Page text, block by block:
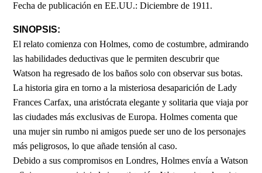
Fecha de publicación en EE.UU.: Diciembre de 1911.
SINOPSIS:
El relato comienza con Holmes, como de costumbre, admirando
las habilidades deductivas que le permiten descubrir que
Watson ha regresado de los baños solo con observar sus botas.
La historia gira en torno a la misteriosa desaparición de Lady
Frances Carfax, una aristócrata elegante y solitaria que viaja por
las ciudades más exclusivas de Europa. Holmes comenta que
una mujer sin rumbo ni amigos puede ser uno de los personajes
más peligrosos, lo que añade tensión al caso.
Debido a sus compromisos en Londres, Holmes envía a Watson